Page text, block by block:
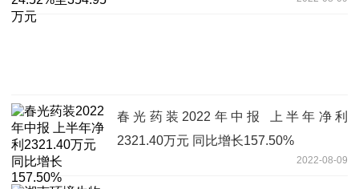
春光药装2022年中报 上半年净利
2321.40万元 同比增长157.50%
2022-08-09